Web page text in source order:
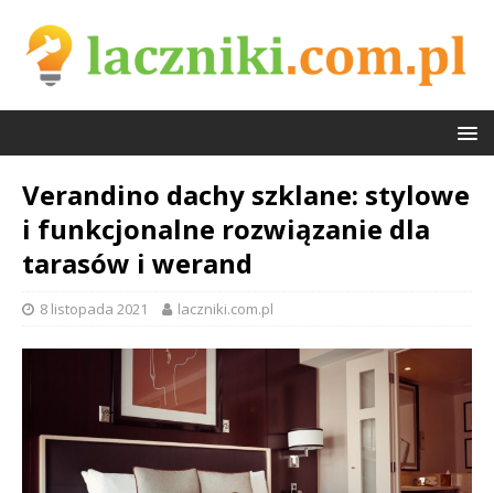
Verandino dachy szklane: stylowe
i funkcjonalne rozwiązanie dla
tarasów i werand
8 listopada 2021 laczniki.com.pl